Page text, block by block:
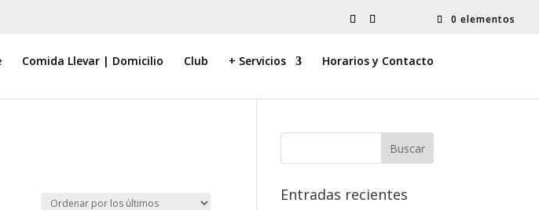
0 elementos
Comida Llevar | Domicilio Club + Servicios Horarios y Contacto
Entradas recientes